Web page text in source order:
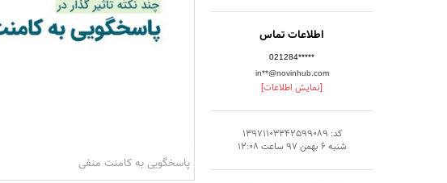
اطلاعات تماس
021284*****
in**@novinhub.com
[نمایش اطلاعات]
کد: 13971103342599089
شنبه 6 بهمن 97 ساعت 12:08
پاسخگویی به کامنت منفی